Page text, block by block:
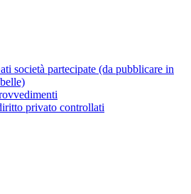
società partecipate (da pubblicare in
privato controllati